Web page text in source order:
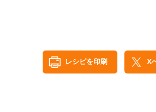
レシピを印刷 X